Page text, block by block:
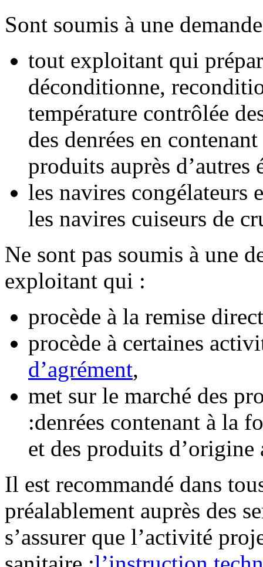
Sont soumis à une
tout exploitant qui
déconditionne,
température contrôlée
des denrées en
produits auprès d’autres
les navires congélateurs
les navires cuiseurs de
Ne sont pas soumis à une
exploitant qui :
procède à la remise
procède à certaines
d’agrément,
met sur le marché des
:denrées contenant à la
et des produits
Il est recommandé dans
préalablement auprès des
s’assurer que l’activité